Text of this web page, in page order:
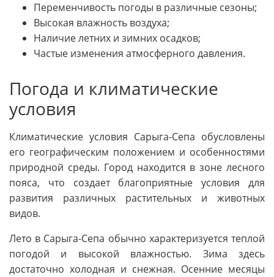
Переменчивость погоды в различные сезоны;
Высокая влажность воздуха;
Наличие летних и зимних осадков;
Частые изменения атмосферного давления.
Погода и климатические
условия
Климатические условия Сарыга-Сепа обусловлены
его географическим положением и особенностями
природной среды. Город находится в зоне лесного
пояса, что создает благоприятные условия для
развития различных растительных и животных
видов.
Лето в Сарыга-Сепа обычно характеризуется теплой
погодой и высокой влажностью. Зима здесь
достаточно холодная и снежная. Осенние месяцы